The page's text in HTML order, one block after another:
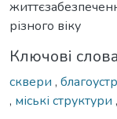
різного віку
Ключові слова
сквери ,
, міські структури ,